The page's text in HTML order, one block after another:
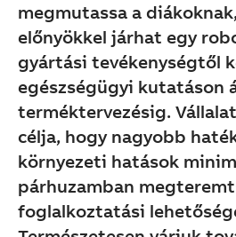
megmutassa a
előnyökkel járhat egy
gyártási tevékenységtől
egészségügyi kutatáson
terméktervezésig.
célja, hogy nagyobb
környezeti hatások
párhuzamban
foglalkoztatási